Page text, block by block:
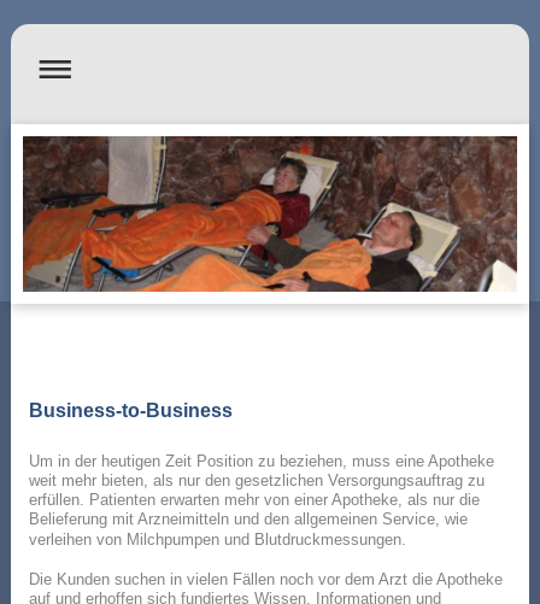
Business-to-Business
Um in der heutigen Zeit Position zu beziehen, muss eine Apotheke
weit mehr bieten, als nur den gesetzlichen Versorgungsauftrag zu
erfüllen. Patienten erwarten mehr von einer Apotheke, als nur die
Belieferung mit Arzneimitteln und den allgemeinen Service, wie
verleihen von Milchpumpen und Blutdruckmessungen.
Die Kunden suchen in vielen Fällen noch vor dem Arzt die Apotheke
auf und erhoffen sich fundiertes Wissen, Informationen und